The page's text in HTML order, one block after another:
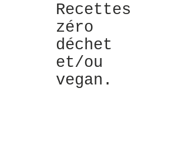
Recettes
zéro
déchet
et/ou
vegan.